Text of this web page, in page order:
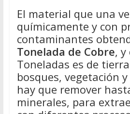
El material que una
químicamente y con
contaminantes
Tonelada de Cobre,
Toneladas es de
bosques, vegetación
hay que remover
minerales, para